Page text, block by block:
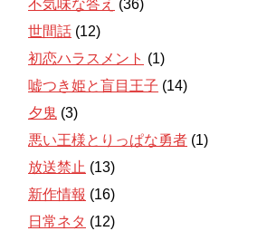
不気味な答え (36)
世間話 (12)
初恋ハラスメント (1)
嘘つき姫と盲目王子 (14)
夕鬼 (3)
悪い王様とりっぱな勇者 (1)
放送禁止 (13)
新作情報 (16)
日常ネタ (12)